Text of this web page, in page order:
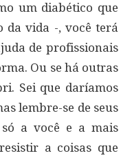
um diabético que
da vida -, você terá
de profissionais
Ou se há outras
Sei que daríamos
lembre-se de seus
a você e a mais
a coisas que